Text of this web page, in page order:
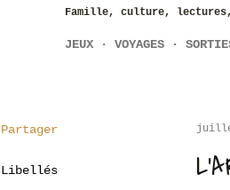
Famille, culture,
JEUX VOYAGES
Partager
Libellés